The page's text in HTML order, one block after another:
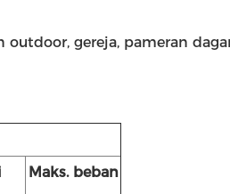
gereja, pameran
Maks. beban